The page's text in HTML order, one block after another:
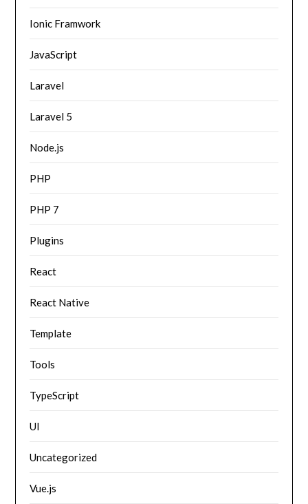
Ionic Framwork
JavaScript
Laravel
Laravel 5
Node.js
PHP
PHP 7
Plugins
React
React Native
Template
Tools
TypeScript
UI
Uncategorized
Vue.js